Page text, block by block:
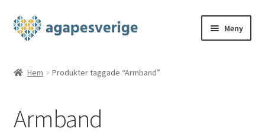
Hoppa
till
Hoppa
till
Meny
Cart
Hem Produkter taggade “Armband”
Armband